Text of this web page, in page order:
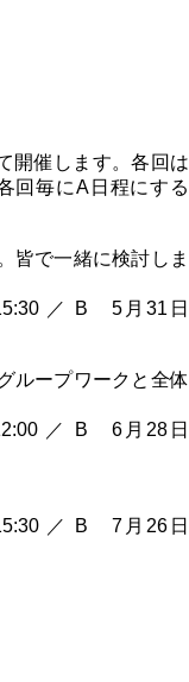
開催します。各回は
回毎にA日程にする
皆で一緒に検討しま
／ B 5月31日
ループワークと全体
／ B 6月28日
／ B 7月26日